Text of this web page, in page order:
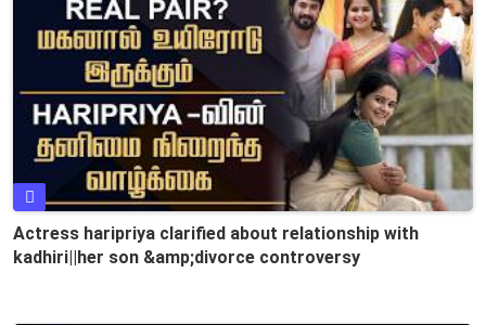
Actress haripriya clarified about relationship with
kadhiri||her son &amp;divorce controversy